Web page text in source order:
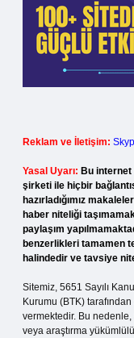
Reklam ve İletişim:
Yasal Uyarı: Bu
şirketi ile hiçbir
hazırladığımız
haber niteliği
paylaşım
benzerlikleri tamamen
halindedir ve tavsiye
Sitemiz, 5651 Sayılı
Kurumu (BTK)
vermektedir. Bu
veya araştırma